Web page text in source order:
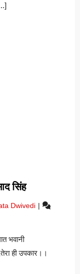
सिंहप्रकट
माता
सिंह
Dwivedi प्रकट
प्रसाद
भवानी
ही उपकार।।